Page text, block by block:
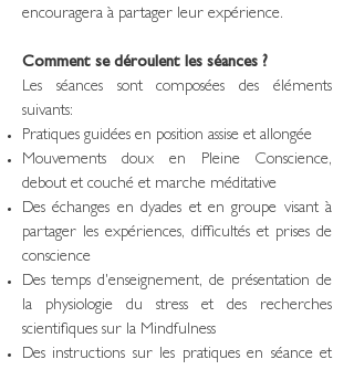
encouragera à partager leur expérience.
Comment se déroulent les séances ?
Les séances sont composées des éléments
suivants:
Pratiques guidées en position assise et allongée
Mouvements doux en Pleine Conscience,
debout et couché et marche méditative
Des échanges en dyades et en groupe visant à
partager les expériences, difficultés et prises de
conscience
Des temps d'enseignement, de présentation de
la physiologie du stress et des recherches
scientifiques sur la Mindfulness
Des instructions sur les pratiques en séance et